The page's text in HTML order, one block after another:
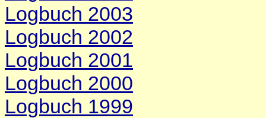
Logbuch 2003
Logbuch 2002
Logbuch 2001
Logbuch 2000
Logbuch 1999